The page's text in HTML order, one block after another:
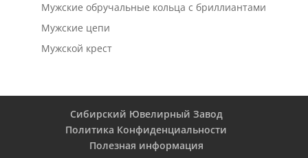
Мужские обручальные кольца с бриллиантами
Мужские цепи
Мужской крест
Сибирский Ювелирный Завод
Политика Конфиденциальности
Полезная информация